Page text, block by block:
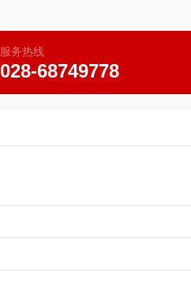
服务热线
028-68749778